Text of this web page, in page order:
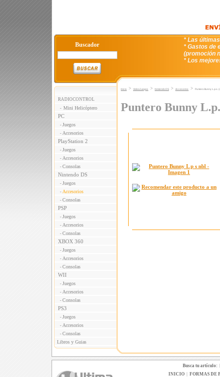
Buscador
* Las
* Gastos de
(promoción
* Los
RADIOCONTROL
- Mini Helicóptero
PC
- Juegos
- Accesorios
PlayStation 2
- Juegos
- Accesorios
- Consolas
Nintendo DS
- Juegos
- Accesorios
- Consolas
PSP
- Juegos
- Accesorios
- Consolas
XBOX 360
- Juegos
- Accesorios
- Consolas
WII
- Juegos
- Accesorios
- Consolas
PS3
- Juegos
- Accesorios
- Consolas
Libros y Guias
Inicio > VideoJuegos > Nintendo DS > Accesorios > Puntero Bunny L.p.s.
Puntero Bunny
Busca tu artículo:
INICIO| FORMAS DE